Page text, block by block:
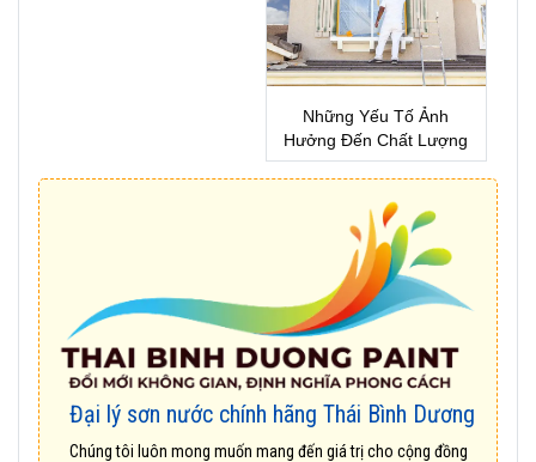
Những Yếu Tố Ảnh
Hưởng Đến Chất Lượng
Sơn Nhà !
Đại lý sơn nước chính hãng Thái Bình Dương
Chúng tôi luôn mong muốn mang đến giá trị cho cộng đồng